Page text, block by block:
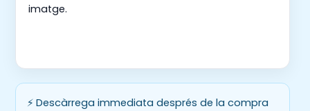
imatge.
⚡ Descàrrega immediata després de la compra